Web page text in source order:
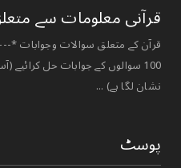
قرآنی ‏معلومات ‏سے
قرآن کے متعلق سوالات وجوابات
100 سوالوں کے جوابات حل
نشان لگا ہے) ...
پوسٹ